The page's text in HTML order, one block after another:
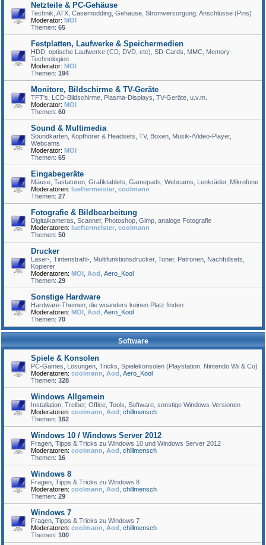
Netzteile & PC-Gehäuse
Technik, ATX, Casemodding, Gehäuse, Stromversorgung, Anschlüsse (Pins)
Moderator: MOI
Themen: 65
Festplatten, Laufwerke & Speichermedien
HDD, optische Laufwerke (CD, DVD, etc), SD-Cards, MMC, Memory-
Technologien
Moderator: MOI
Themen: 194
Monitore, Bildschirme & TV-Geräte
TFT's, LCD-Bildschirme, Plasma-Displays, TV-Geräte, u.v.m.
Moderator: MOI
Themen: 60
Sound & Multimedia
Soundkarten, Kopfhörer & Headsets, TV, Boxen, Musik-/Video-Player,
Webcams
Moderator: MOI
Themen: 65
Eingabegeräte
Mäuse, Tastaturen, Grafiktablets, Gamepads, Webcams, Lenkräder, Mikrofone
Moderatoren: lueftermeister coolmann
Themen: 27
Fotografie & Bildbearbeitung
Digitalkameras, Scanner, Photoshop, Gimp, analoge Fotografie
Moderatoren: lueftermeister coolmann
Themen: 50
Drucker
Laser-, Tintenstrahl-, Multifunktionsdrucker, Toner, Patronen, Nachfüllsets,
Kopierer
Moderatoren: MOI Aod Aero_Kool
Themen: 29
Sonstige Hardware
Hardware-Themen, die woanders keinen Platz finden
Moderatoren: MOI Aod Aero_Kool
Themen: 70
Software
Spiele & Konsolen
PC-Games, Lösungen, Tricks, Spielekonsolen (Playstation, Nintendo Wii & Co)
Moderatoren: coolmann Aod Aero_Kool
Themen: 328
Windows Allgemein
Installation, Treiber, Office, Tools, Software, sonstige Windows-Versionen
Moderatoren: coolmann Aod chillmensch
Themen: 162
Windows 10 / Windows Server 2012
Fragen, Tipps & Tricks zu Windows 10 und Windows Server 2012
Moderatoren: coolmann Aod chillmensch
Themen: 16
Windows 8
Fragen, Tipps & Tricks zu Windows 8
Moderatoren: coolmann Aod chillmensch
Themen: 29
Windows 7
Fragen, Tipps & Tricks zu Windows 7
Moderatoren: coolmann Aod chillmensch
Themen: 100